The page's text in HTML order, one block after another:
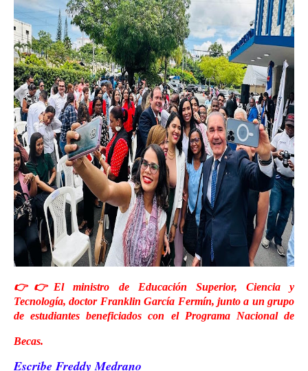
👉👉El ministro de Educación Superior, Ciencia y
Tecnología, doctor Franklin García Fermín, junto a un grupo
de estudiantes beneficiados con el Programa Nacional de
Becas.
Escribe Freddy Medrano